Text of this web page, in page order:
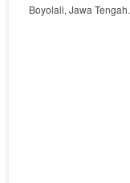
Boyolali, Jawa Tengah.